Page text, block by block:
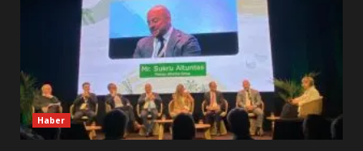
4
EDREMİT’İN GURURU TÜRKİYE
FİNALİNDE NE BAŞARDI?
Haber